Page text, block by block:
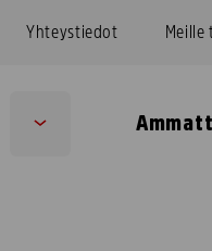
Yhteystiedot Meille